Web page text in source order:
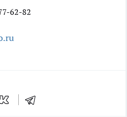
62-82